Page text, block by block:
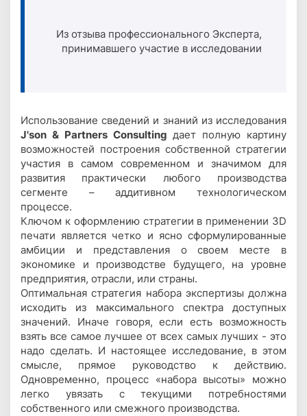
Из отзыва профессионального Эксперта,
принимавшего участие в исследовании
Использование сведений и знаний из исследования
J'son & Partners Consulting дает полную картину
возможностей построения собственной стратегии
участия в самом современном и значимом для
развития практически любого производства
сегменте – аддитивном технологическом
процессе.
Ключом к оформлению стратегии в применении 3D
печати является четко и ясно сформулированные
амбиции и представления о своем месте в
экономике и производстве будущего, на уровне
предприятия, отрасли, или страны.
Оптимальная стратегия набора экспертизы должна
исходить из максимального спектра доступных
значений. Иначе говоря, если есть возможность
взять все самое лучшее от всех самых лучших - это
надо сделать. И настоящее исследование, в этом
смысле, прямое руководство к действию.
Одновременно, процесс «набора высоты» можно
легко увязать с текущими потребностями
собственного или смежного производства.